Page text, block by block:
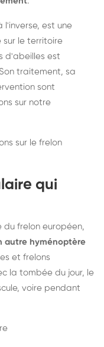
l'inverse, est une
sur le territoire
d'abeilles est
traitement, sa
sont
sur notre
sur le frelon
qui
frelon européen,
autre hyménoptère
et frelons
la tombée du jour, le
voire pendant